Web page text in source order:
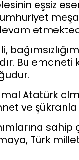
eşsiz
Bu
Atatürk
ve şükranla
Türk